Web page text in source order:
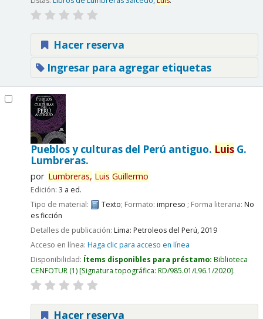
Hacer reserva
Ingresar para agregar etiquetas
Pueblos y culturas del Perú antiguo. LuisG.
Lumbreras.
por Lumbreras, Luis Guillermo
Edición: 3 a ed.
Tipo de material:
Texto; Formato: impreso ; Forma literaria: No
es ficción
Detalles de publicación: Lima: Petroleos del Perú,2019
Acceso en línea: Haga clic para acceso en línea
Disponibilidad: Ítems disponibles para préstamo: Biblioteca
CENFOTUR(1) Signatura topográfica: RD/985.01/L96.1/2020 .
Hacer reserva